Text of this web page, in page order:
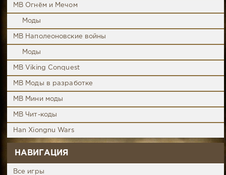
MB Огнём и Мечом
Моды
MB Наполеоновские войны
Моды
MB Viking Conquest
MB Моды в разработке
MB Мини моды
MB Чит-коды
Han Xiongnu Wars
НАВИГАЦИЯ
Все игры